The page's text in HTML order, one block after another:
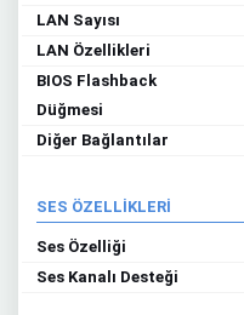
LAN Sayısı
LAN Özellikleri
BIOS Flashback
Düğmesi
Diğer Bağlantılar
SES ÖZELLİKLERİ
Ses Özelliği
Ses Kanalı Desteği